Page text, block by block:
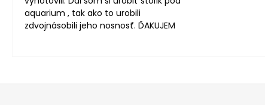
aquarium , tak ako to urobili
zdvojnásobili jeho nosnosť. ĎAKUJEM
Z